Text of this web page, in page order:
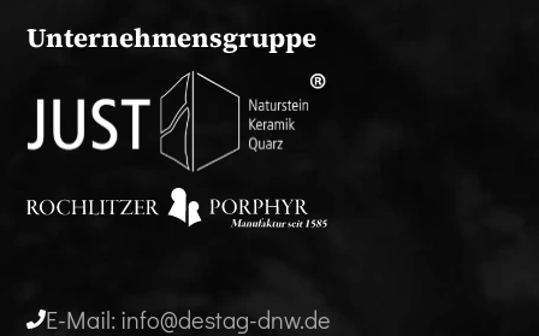
Unternehmensgruppe
E-Mail: info@destag-dnw.de